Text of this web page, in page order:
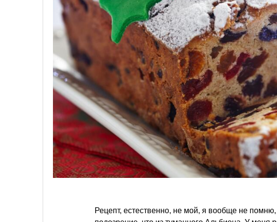
Рецепт, естественно, не мой, я вообще не